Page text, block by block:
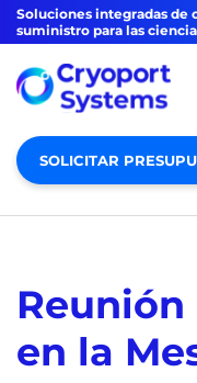
Soluciones integradas de
suministro para las
SOLICITAR
Reunión
en la